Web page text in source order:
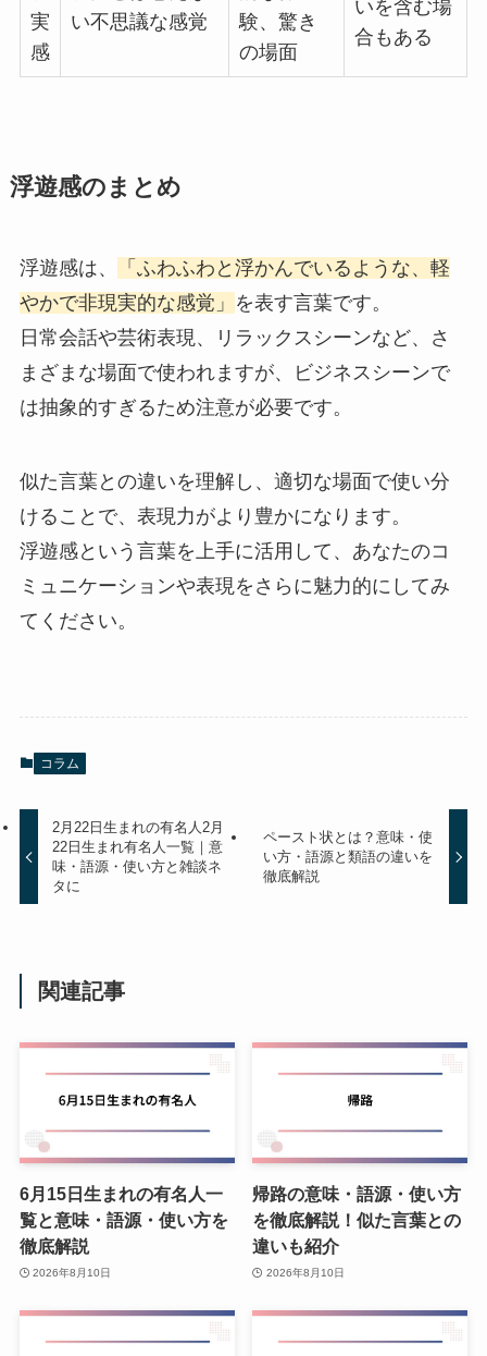
実
感
い不思議な感覚
験、驚き
の場面
いを含む場
合もある
浮遊感のまとめ
浮遊感は、
「ふわふわと浮かんでいるような、軽
やかで非現実的な感覚」 を表す言葉です。
日常会話や芸術表現、リラックスシーンなど、さ
まざまな場面で使われますが、ビジネスシーンで
は抽象的すぎるため注意が必要です。
似た言葉との違いを理解し、適切な場面で使い分
けることで、表現力がより豊かになります。
浮遊感という言葉を上手に活用して、あなたのコ
ミュニケーションや表現をさらに魅力的にしてみ
てください。
コラム
2月22日生まれの有名人2月
22日生まれ有名人一覧｜意
味・語源・使い方と雑談ネ
タに
ペースト状とは？意味・使
い方・語源と類語の違いを
徹底解説
関連記事
6月15日生まれの有名人一
覧と意味・語源・使い方を
徹底解説
2026年8月10日
帰路の意味・語源・使い方
を徹底解説！似た言葉との
違いも紹介
2026年8月10日